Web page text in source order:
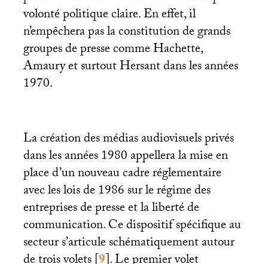
volonté politique claire. En effet, il
n’empêchera pas la constitution de grands
groupes de presse comme Hachette,
Amaury et surtout Hersant dans les années
1970.
La création des médias audiovisuels privés
dans les années 1980 appellera la mise en
place d’un nouveau cadre réglementaire
avec les lois de 1986 sur le régime des
entreprises de presse et la liberté de
communication. Ce dispositif spécifique au
secteur s’articule schématiquement autour